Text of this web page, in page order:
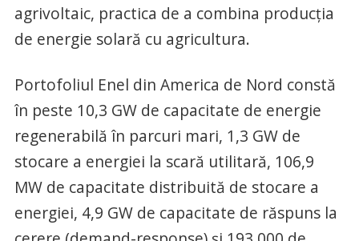
agrivoltaic, practica de a combina producția
de energie solară cu agricultura.
Portofoliul Enel din America de Nord constă
în peste 10,3 GW de capacitate de energie
regenerabilă în parcuri mari, 1,3 GW de
stocare a energiei la scară utilitară, 106,9
MW de capacitate distribuită de stocare a
energiei, 4,9 GW de capacitate de răspuns la